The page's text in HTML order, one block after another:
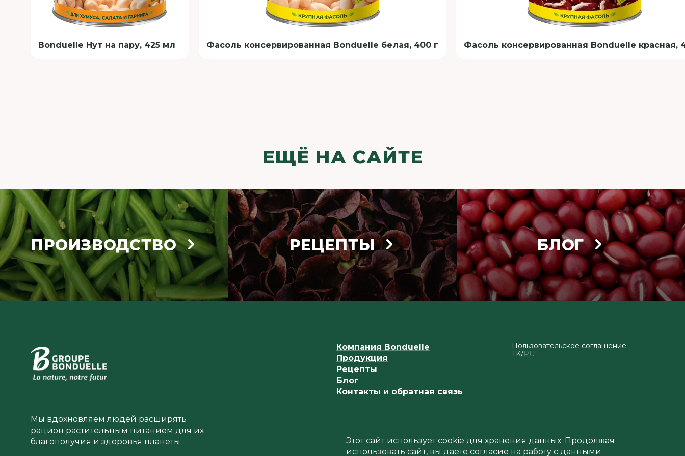
Bonduelle Нут на пару, 425 мл Фасоль консервированная Bonduelle белая, 400 г Фасоль консервированная Bonduelle красная,
ЕЩЁ НА САЙТЕ
ПРОИЗВОДСТВО РЕЦЕПТЫ БЛОГ
Мы вдохновляем людей расширять
рацион растительным питанием для их
благополучия и здоровья планеты
Компания Bonduelle
Продукция
Рецепты
Блог
Контакты и обратная связь
Пользовательское соглашение
TK RU
Этот сайт использует cookie для хранения данных. Продолжая
использовать сайт, вы даете согласие на работу с данными